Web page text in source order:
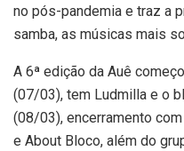
no pós-pandemia e traz a
samba, as músicas mais
A 6ª edição da Auê
(07/03), tem Ludmilla e o
(08/03), encerramento
e About Bloco, além do